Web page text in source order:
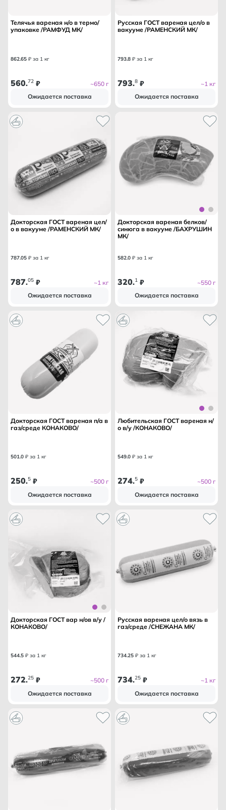
Телячья вареная н/о в термо/
упаковке /РАМФУД МК/
862.65 ₽ за 1 кг
560.72 ₽
~650 г
Ожидается поставка
Русская ГОСТ вареная цел/о в
вакууме /РАМЕНСКИЙ МК/
793.8 ₽ за 1 кг
793.8 ₽
~1 кг
Ожидается поставка
Докторская ГОСТ вареная цел/
о в вакууме /РАМЕНСКИЙ МК/
787.05 ₽ за 1 кг
787.05 ₽
~1 кг
Ожидается поставка
Докторская вареная белков/
синюга в вакууме /БАХРУШИН
МК/
582.0 ₽ за 1 кг
320.1 ₽
~550 г
Ожидается поставка
Докторская ГОСТ вареная п/а в
газ/среде КОНАКОВО/
501.0 ₽ за 1 кг
250.5 ₽
~500 г
Ожидается поставка
Любительская ГОСТ вареная н/
о в/у /КОНАКОВО/
549.0 ₽ за 1 кг
274.5 ₽
~500 г
Ожидается поставка
Докторская ГОСТ вар н/ов в/у /
КОНАКОВО/
544.5 ₽ за 1 кг
272.25 ₽
~500 г
Ожидается поставка
Русская вареная цел/о вязь в
газ/среде /СНЕЖАНА МК/
734.25 ₽ за 1 кг
734.25 ₽
~1 кг
Ожидается поставка